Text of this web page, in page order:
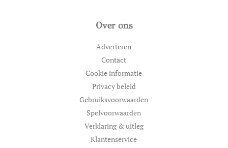
Over ons
Adverteren
Contact
Cookie informatie
Privacy beleid
Gebruiksvoorwaarden
Spelvoorwaarden
Verklaring & uitleg
Klantenservice